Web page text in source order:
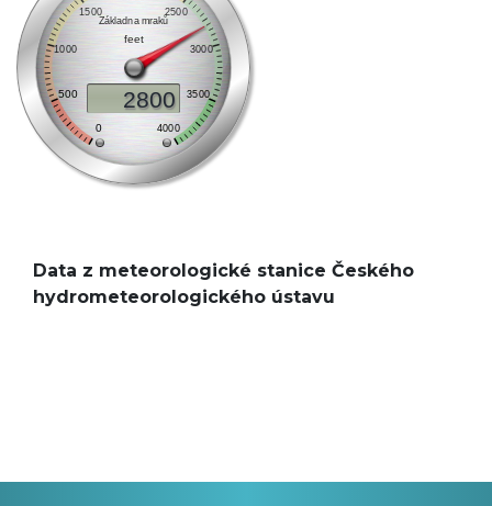
Data z meteorologické stanice Českého
hydrometeorologického ústavu